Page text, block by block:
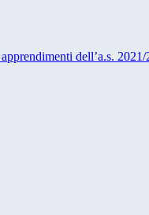
dell’a.s. 2021/